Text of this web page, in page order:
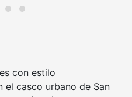
con estilo
el casco urbano de San